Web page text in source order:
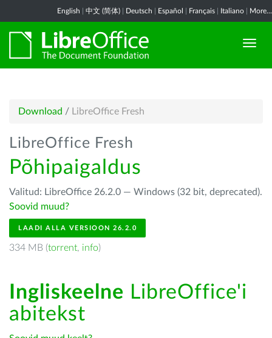
English 中文 (简体) Deutsch Español Français Italiano More...
Download / LibreOffice Fresh
LibreOffice Fresh
Põhipaigaldus
Valitud: LibreOffice 26.2.0 — Windows (32 bit, deprecated).
Soovid muud?
LAADI ALLA VERSIOON 26.2.0
334 MB (torrent, info)
Ingliskeelne LibreOffice'i
abitekst